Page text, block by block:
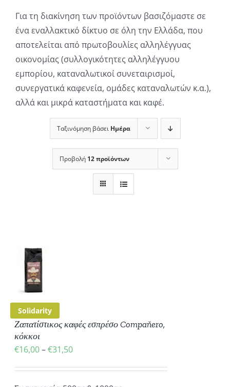
Για τη διακίνηση των προϊόντων βασιζόμαστε σε
ένα εναλλακτικό δίκτυο σε όλη την Ελλάδα, που
αποτελείται από πρωτοβουλίες αλληλέγγυας
οικονομίας (συλλογικότητες αλληλέγγυου
εμπορίου, καταναλωτικοί συνεταιρισμοί,
συνεργατικά καφενεία, ομάδες καταναλωτών κ.α.),
αλλά και μικρά καταστήματα και καφέ.
Ταξινόμηση βάσει Ημέρα
Προβολή 12 προϊόντων
Solidarity
Ζαπατίστικος καφές εσπρέσο Compaňero,
κόκκοι
€16,00–€31,50Price